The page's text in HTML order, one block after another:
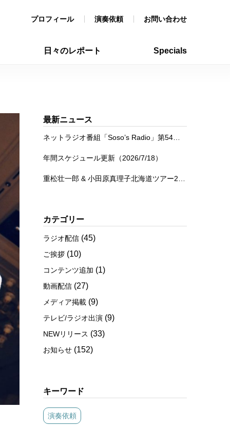
プロフィール 演奏依頼 お問い合わせ
日々のレポート Specials
最新ニュース
年間スケジュール更新（2026/7/18）
カテゴリー
ラジオ配信 (45)
ご挨拶 (10)
コンテンツ追加 (1)
動画配信 (27)
メディア掲載 (9)
テレビ/ラジオ出演 (9)
NEWリリース (33)
お知らせ (152)
キーワード
演奏依頼